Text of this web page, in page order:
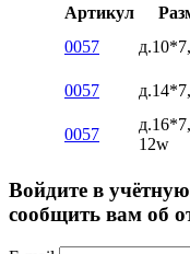
Артикул
0057
0057
0057
12w
Войдите в
сообщить вам об